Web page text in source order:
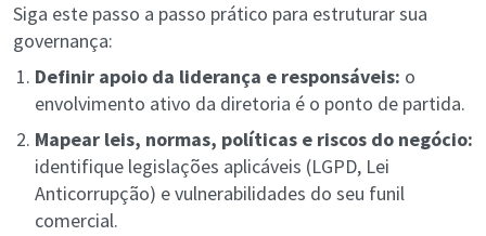
Siga este passo a passo prático para estruturar sua
governança:
Definir apoio da liderança e responsáveis: o
envolvimento ativo da diretoria é o ponto de partida.
Mapear leis, normas, políticas e riscos do negócio:
identifique legislações aplicáveis (LGPD, Lei
Anticorrupção) e vulnerabilidades do seu funil
comercial.